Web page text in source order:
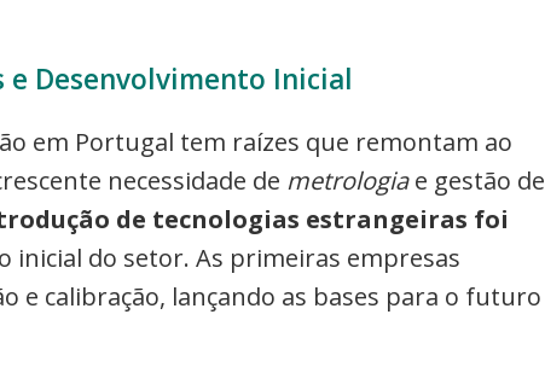
e Desenvolvimento Inicial
em Portugal tem raízes que remontam ao
necessidade de metrologiae gestão de
de tecnologias estrangeiras foi
inicial do setor. As primeiras empresas
e calibração, lançando as bases para o futuro